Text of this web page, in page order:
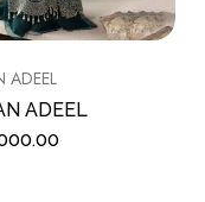
ADEEL
ADEEL